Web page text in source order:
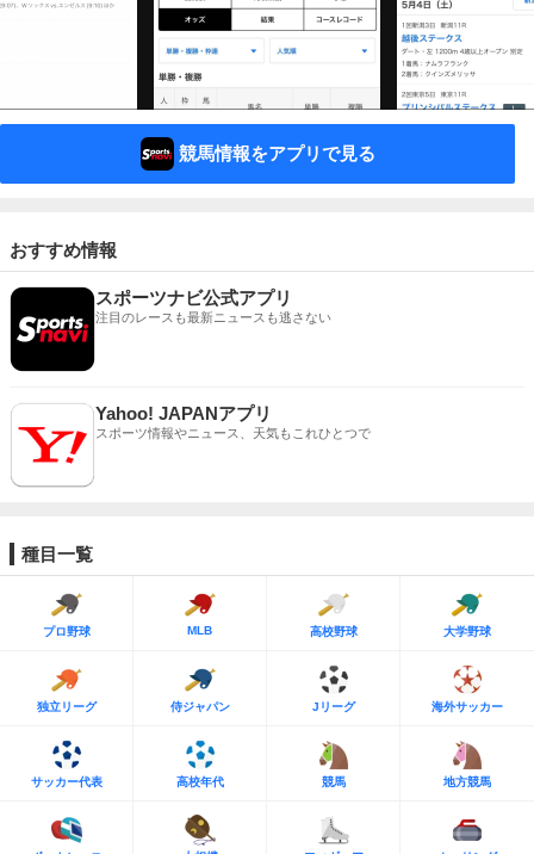
競馬情報をアプリで見る
おすすめ情報
スポーツナビ公式アプリ
注目のレースも最新ニュースも逃さない
Yahoo! JAPANアプリ
スポーツ情報やニュース、天気もこれひとつで
種目一覧
プロ野球 MLB 高校野球 大学野球
独立リーグ 侍ジャパン Jリーグ 海外サッカー
サッカー代表 高校年代 競馬 地方競馬